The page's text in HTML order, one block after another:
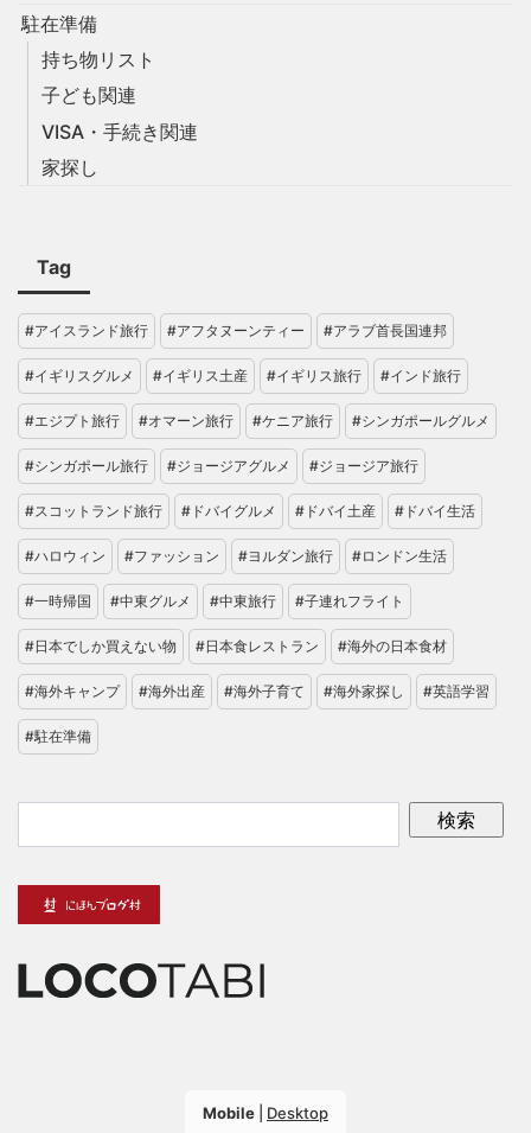
駐在準備
持ち物リスト
子ども関連
VISA・手続き関連
家探し
Tag
#アイスランド旅行 #アフタヌーンティー #アラブ首長国連邦
#イギリスグルメ #イギリス土産 #イギリス旅行 #インド旅行
#エジプト旅行 #オマーン旅行 #ケニア旅行 #シンガポールグルメ
#シンガポール旅行 #ジョージアグルメ #ジョージア旅行
#スコットランド旅行 #ドバイグルメ #ドバイ土産 #ドバイ生活
#ハロウィン #ファッション #ヨルダン旅行 #ロンドン生活
#一時帰国 #中東グルメ #中東旅行 #子連れフライト
#日本でしか買えない物 #日本食レストラン #海外の日本食材
#海外キャンプ #海外出産 #海外子育て #海外家探し #英語学習
#駐在準備
Mobile Desktop